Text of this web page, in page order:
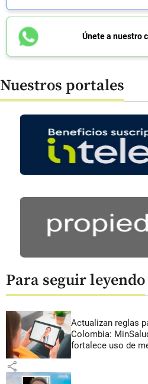
Únete a nuestro
Nuestros portales
Para seguir leyendo
Actualizan reglas
Colombia:
fortalece uso de
share